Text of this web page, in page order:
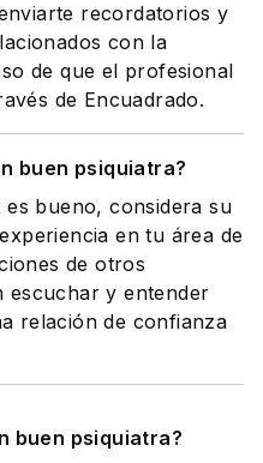
recordatorios y
con la
de que el profesional
de Encuadrado.
buen psiquiatra?
bueno, considera su
en tu área de
de otros
escuchar y entender
relación de confianza
buen psiquiatra?